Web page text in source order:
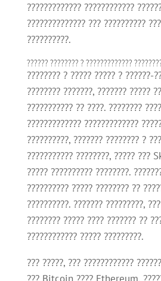
????????????? ????????????
?????????????? ??? ??????????
??????????.
?????? ???????? ? ?????????????
???????? ? ????? ????? ? ??????-
???????? ???????, ??????? ?????
??????????? ?? ????. ????????
????????????? ?????????????
??????????, ??????? ???????? ?
??????????? ????????, ?????
????? ?????????? ????????.
?????????? ????? ???????? ??
??????????. ??????? ?????????,
???????? ????? ???? ??????? ??
???????????? ????? ?????????.
??? ?????, ??? ????????????